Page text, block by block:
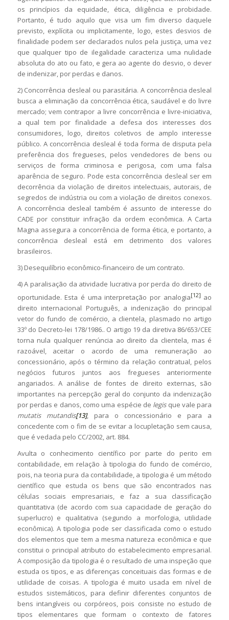
os princípios da equidade, ética, diligência e probidade.
Portanto, é tudo aquilo que visa um fim diverso daquele
previsto, explícita ou implicitamente, logo, estes desvios de
finalidade podem ser declarados nulos pela justiça, uma vez
que qualquer tipo de ilegalidade caracteriza uma nulidade
absoluta do ato ou fato, e gera ao agente do desvio, o dever
de indenizar, por perdas e danos.
2) Concorrência desleal ou parasitária. A concorrência desleal
busca a eliminação da concorrência ética, saudável e do livre
mercado; vem contrapor a livre concorrência e livre-iniciativa,
a qual tem por finalidade a defesa dos interesses dos
consumidores, logo, direitos coletivos de amplo interesse
público. A concorrência desleal é toda forma de disputa pela
preferência dos fregueses, pelos vendedores de bens ou
serviços de forma criminosa e perigosa, com uma falsa
aparência de seguro. Pode esta concorrência desleal ser em
decorrência da violação de direitos intelectuais, autorais, de
segredos de indústria ou com a violação de direitos conexos.
A concorrência desleal também é assunto de interesse do
CADE por constituir infração da ordem econômica. A Carta
Magna assegura a concorrência de forma ética, e portanto, a
concorrência desleal está em detrimento dos valores
brasileiros.
3) Desequilíbrio econômico-financeiro de um contrato.
4) A paralisação da atividade lucrativa por perda do direito de
oportunidade. Esta é uma interpretação por analogia[12] ao
direito internacional Português, a indenização do principal
vetor do fundo de comércio, a clientela, plasmado no artigo
33º do Decreto-lei 178/1986.. O artigo 19 da diretiva 86/653/CEE
torna nula qualquer renúncia ao direito da clientela, mas é
razoável, aceitar o acordo de uma remuneração ao
concessionário, após o término da relação contratual, pelos
negócios futuros juntos aos fregueses anteriormente
angariados. A análise de fontes de direito externas, são
importantes na percepção geral do conjunto da indenização
por perdas e danos, como uma espécie de legisque vale para
mutatis mutandis[13], para o concessionário e para a
concedente com o fim de se evitar a locupletação sem causa,
que é vedada pelo CC/2002, art. 884.
Avulta o conhecimento científico por parte do perito em
contabilidade, em relação à tipologia do fundo de comércio,
pois, na teoria pura da contabilidade, a tipologia é um método
científico que estuda os bens que são encontrados nas
células sociais empresariais, e faz a sua classificação
quantitativa (de acordo com sua capacidade de geração do
superlucro) e qualitativa (segundo a morfologia, utilidade
econômica). A tipologia pode ser classificada como o estudo
dos elementos que tem a mesma natureza econômica e que
constitui o principal atributo do estabelecimento empresarial.
A composição da tipologia é o resultado de uma inspeção que
estuda os tipos, e as diferenças conceituais das formas e de
utilidade de coisas. A tipologia é muito usada em nível de
estudos sistemáticos, para definir diferentes conjuntos de
bens intangíveis ou corpóreos, pois consiste no estudo de
tipos elementares que formam o contexto de fatores